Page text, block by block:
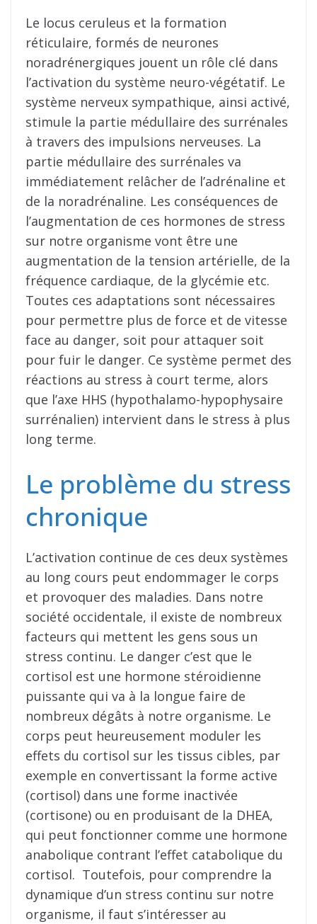
Le locus ceruleus et la formation
réticulaire, formés de neurones
noradrénergiques jouent un rôle clé dans
l’activation du système neuro-végétatif. Le
système nerveux sympathique, ainsi activé,
stimule la partie médullaire des surrénales
à travers des impulsions nerveuses. La
partie médullaire des surrénales va
immédiatement relâcher de l’adrénaline et
de la noradrénaline. Les conséquences de
l’augmentation de ces hormones de stress
sur notre organisme vont être une
augmentation de la tension artérielle, de la
fréquence cardiaque, de la glycémie etc.
Toutes ces adaptations sont nécessaires
pour permettre plus de force et de vitesse
face au danger, soit pour attaquer soit
pour fuir le danger. Ce système permet des
réactions au stress à court terme, alors
que l’axe HHS (hypothalamo-hypophysaire
surrénalien) intervient dans le stress à plus
long terme.
Le problème du stress
chronique
L’activation continue de ces deux systèmes
au long cours peut endommager le corps
et provoquer des maladies. Dans notre
société occidentale, il existe de nombreux
facteurs qui mettent les gens sous un
stress continu. Le danger c’est que le
cortisol est une hormone stéroidienne
puissante qui va à la longue faire de
nombreux dégâts à notre organisme. Le
corps peut heureusement moduler les
effets du cortisol sur les tissus cibles, par
exemple en convertissant la forme active
(cortisol) dans une forme inactivée
(cortisone) ou en produisant de la DHEA,
qui peut fonctionner comme une hormone
anabolique contrant l’effet catabolique du
cortisol. Toutefois, pour comprendre la
dynamique d’un stress continu sur notre
organisme, il faut s’intéresser au